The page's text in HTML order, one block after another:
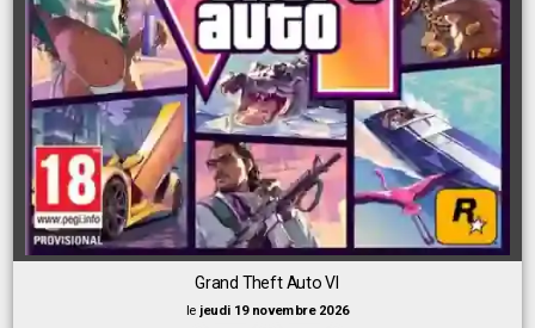
Grand Theft Auto VI
le jeudi 19 novembre 2026